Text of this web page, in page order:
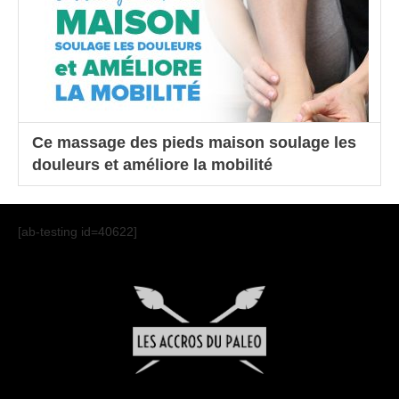
Ce massage des pieds maison soulage les
douleurs et améliore la mobilité
[ab-testing id=40622]